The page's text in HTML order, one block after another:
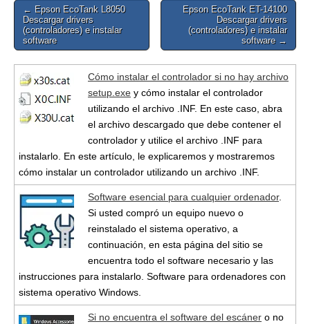
Post
navigation
← Epson EcoTank L8050
Descargar drivers
(controladores) e instalar
software
Epson EcoTank ET-14100
Descargar drivers
(controladores) e instalar
software →
Cómo instalar el controlador si no hay archivo
setup.exe y cómo instalar el controlador
utilizando el archivo .INF. En este caso, abra
el archivo descargado que debe contener el
controlador y utilice el archivo .INF para
instalarlo. En este artículo, le explicaremos y mostraremos
cómo instalar un controlador utilizando un archivo .INF.
Software esencial para cualquier ordenador.
Si usted compró un equipo nuevo o
reinstalado el sistema operativo, a
continuación, en esta página del sitio se
encuentra todo el software necesario y las
instrucciones para instalarlo. Software para ordenadores con
sistema operativo Windows.
Si no encuentra el software del escáner o no